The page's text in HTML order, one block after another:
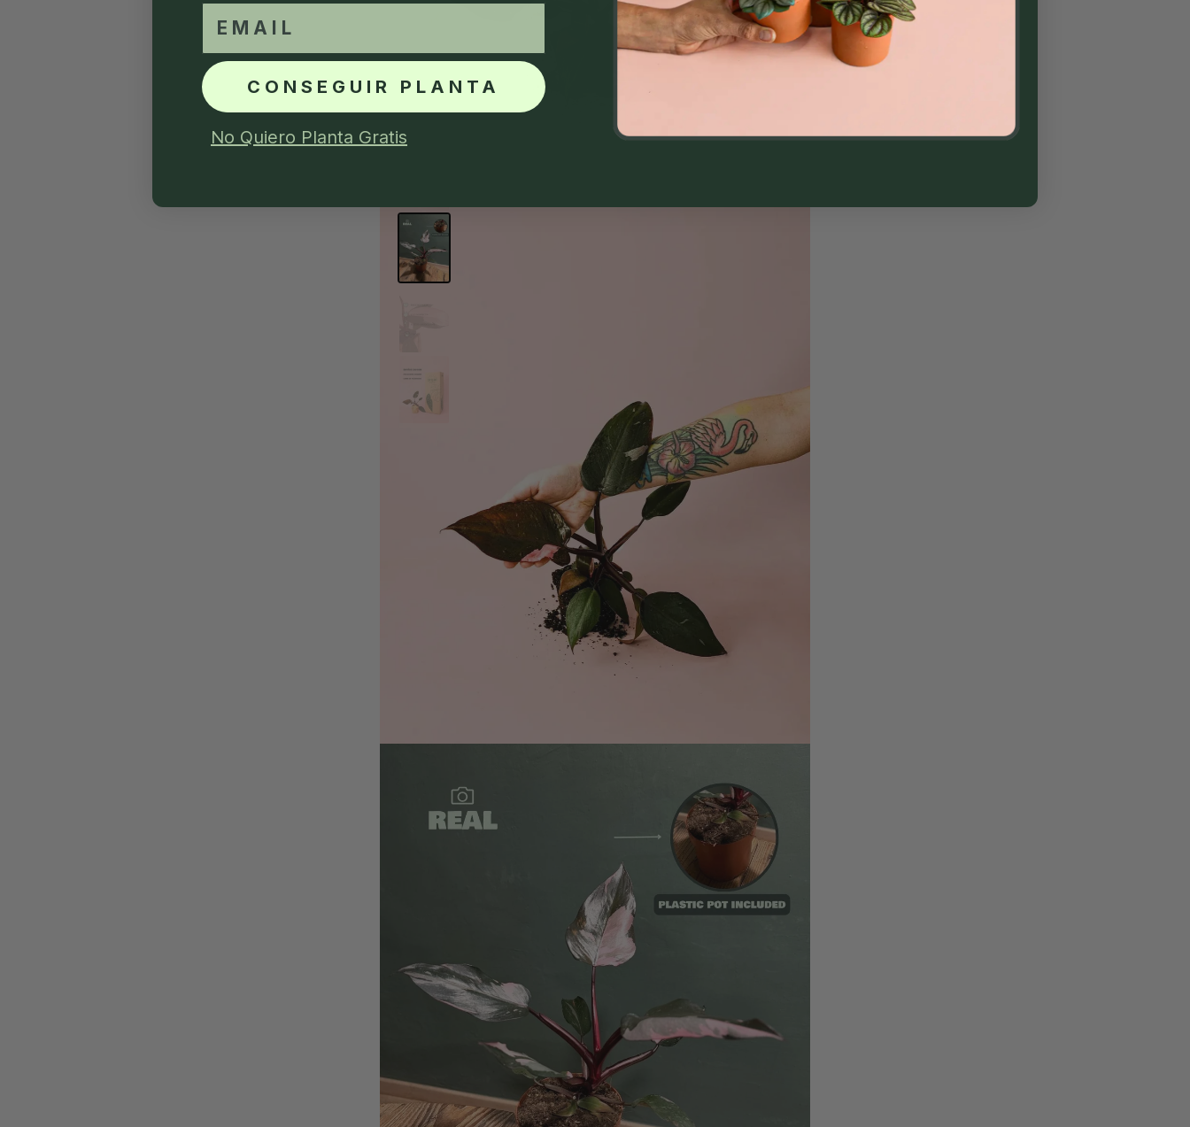
CONSEGUIR PLANTA
No Quiero Planta Gratis